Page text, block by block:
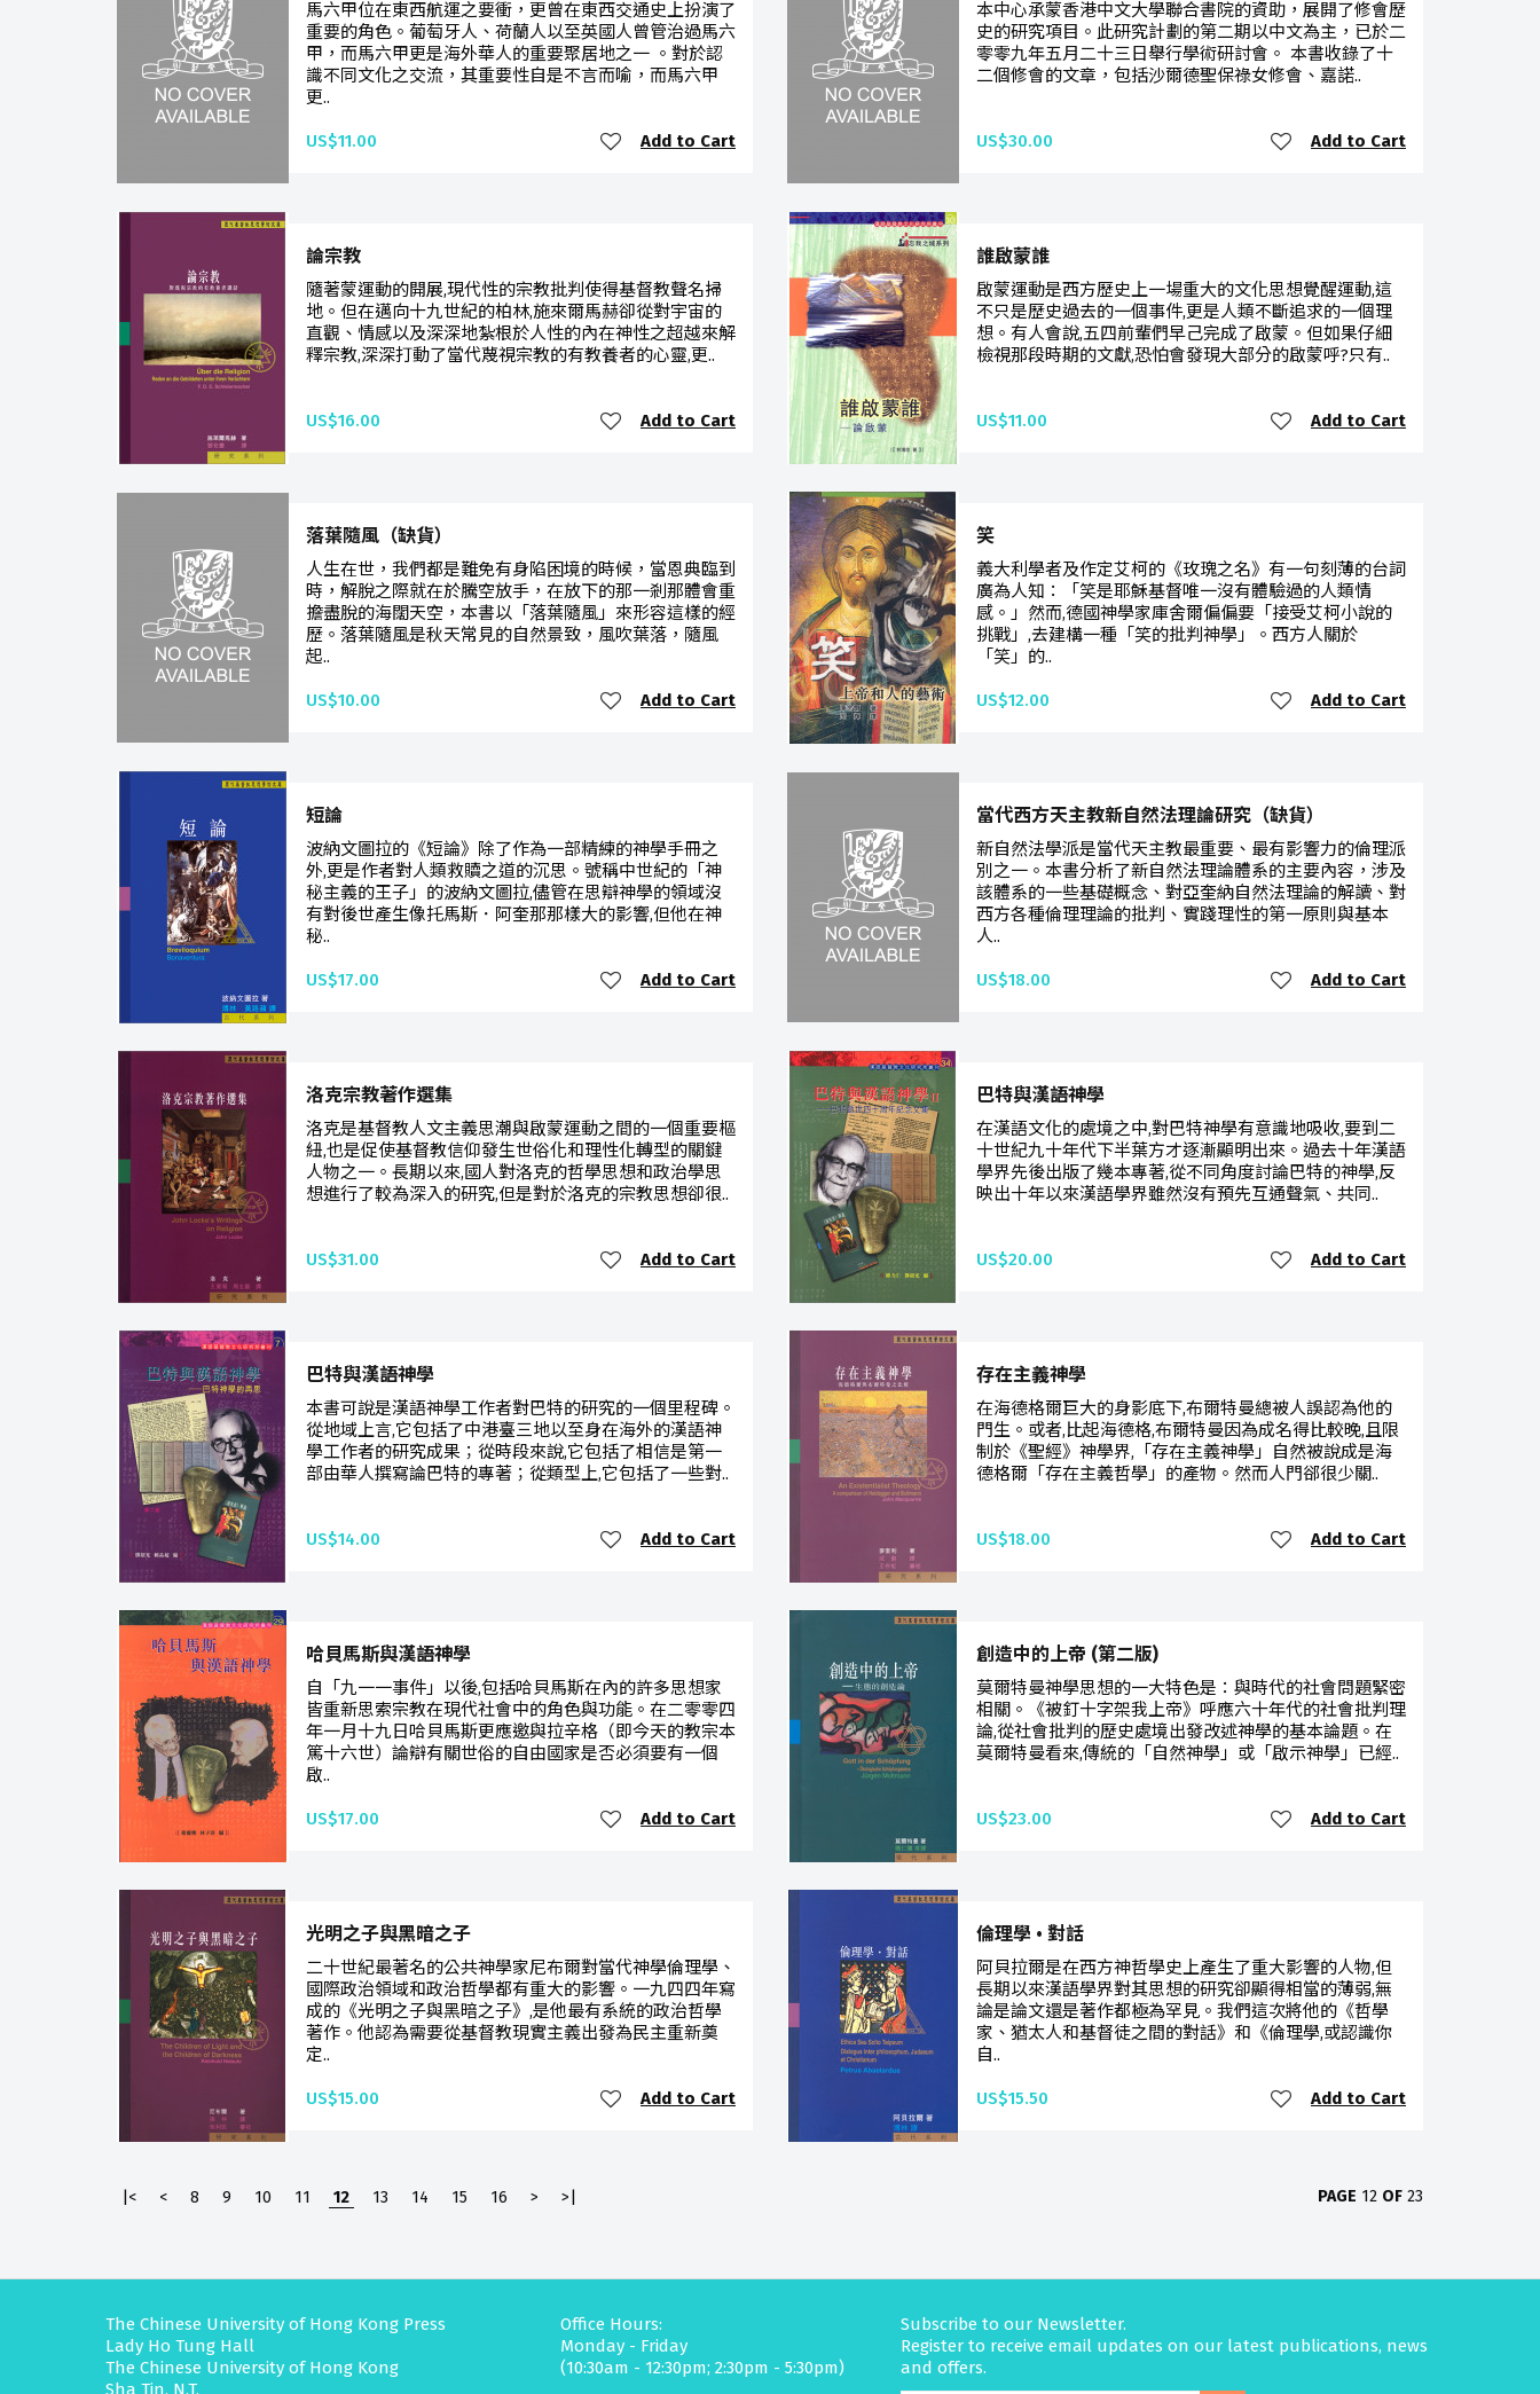
馬六甲位在東西航運之要衝，更曾在東西交通史上扮演了
重要的角色。葡萄牙人、荷蘭人以至英國人曾管治過馬六
甲，而馬六甲更是海外華人的重要聚居地之一 。對於認
識不同文化之交流，其重要性自是不言而喻，而馬六甲
更..
US$11.00 Add to Cart
本中心承蒙香港中文大學聯合書院的資助，展開了修會歷
史的研究項目。此研究計劃的第二期以中文為主，已於二
零零九年五月二十三日舉行學術研討會。 本書收錄了十
二個修會的文章，包括沙爾德聖保祿女修會、嘉諾..
US$30.00 Add to Cart
論宗教
隨著蒙運動的開展,現代性的宗教批判使得基督教聲名掃
地。但在邁向十九世紀的柏林,施來爾馬赫卻從對宇宙的
直觀、情感以及深深地紮根於人性的內在神性之超越來解
釋宗教,深深打動了當代蔑視宗教的有教養者的心靈,更..
US$16.00 Add to Cart
誰啟蒙誰
啟蒙運動是西方歷史上一場重大的文化思想覺醒運動,這
不只是歷史過去的一個事件,更是人類不斷追求的一個理
想。有人會說,五四前輩們早己完成了啟蒙。但如果仔細
檢視那段時期的文獻,恐怕會發現大部分的啟蒙呼?只有..
US$11.00 Add to Cart
落葉隨風（缺貨）
人生在世，我們都是難免有身陷困境的時候，當恩典臨到
時，解脫之際就在於騰空放手，在放下的那一剎那體會重
擔盡脫的海闊天空，本書以「落葉隨風」來形容這樣的經
歷。落葉隨風是秋天常見的自然景致，風吹葉落，隨風
起..
US$10.00 Add to Cart
笑
義大利學者及作定艾柯的《玫瑰之名》有一句刻薄的台詞
廣為人知：「笑是耶穌基督唯一沒有體驗過的人類情
感。」然而,德國神學家庫舍爾偏偏要「接受艾柯小說的
挑戰」,去建構一種「笑的批判神學」。西方人關於
「笑」的..
US$12.00 Add to Cart
短論
波納文圖拉的《短論》除了作為一部精練的神學手冊之
外,更是作者對人類救贖之道的沉思。號稱中世紀的「神
秘主義的王子」的波納文圖拉,儘管在思辯神學的領域沒
有對後世產生像托馬斯．阿奎那那樣大的影響,但他在神
秘..
US$17.00 Add to Cart
當代西方天主教新自然法理論研究（缺貨）
新自然法學派是當代天主教最重要、最有影響力的倫理派
別之一。本書分析了新自然法理論體系的主要內容，涉及
該體系的一些基礎概念、對亞奎納自然法理論的解讀、對
西方各種倫理理論的批判、實踐理性的第一原則與基本
人..
US$18.00 Add to Cart
洛克宗教著作選集
洛克是基督教人文主義思潮與啟蒙運動之間的一個重要樞
紐,也是促使基督教信仰發生世俗化和理性化轉型的關鍵
人物之一。長期以來,國人對洛克的哲學思想和政治學思
想進行了較為深入的研究,但是對於洛克的宗教思想卻很..
US$31.00 Add to Cart
巴特與漢語神學
在漢語文化的處境之中,對巴特神學有意識地吸收,要到二
十世紀九十年代下半葉方才逐漸顯明出來。過去十年漢語
學界先後出版了幾本專著,從不同角度討論巴特的神學,反
映出十年以來漢語學界雖然沒有預先互通聲氣、共同..
US$20.00 Add to Cart
巴特與漢語神學
本書可說是漢語神學工作者對巴特的研究的一個里程碑。
從地域上言,它包括了中港臺三地以至身在海外的漢語神
學工作者的研究成果；從時段來說,它包括了相信是第一
部由華人撰寫論巴特的專著；從類型上,它包括了一些對..
US$14.00 Add to Cart
存在主義神學
在海德格爾巨大的身影底下,布爾特曼總被人誤認為他的
門生。或者,比起海德格,布爾特曼因為成名得比較晚,且限
制於《聖經》神學界,「存在主義神學」自然被說成是海
德格爾「存在主義哲學」的產物。然而人門郤很少關..
US$18.00 Add to Cart
哈貝馬斯與漢語神學
自「九一一事件」以後,包括哈貝馬斯在內的許多思想家
皆重新思索宗教在現代社會中的角色與功能。在二零零四
年一月十九日哈貝馬斯更應邀與拉辛格（即今天的教宗本
篤十六世）論辯有關世俗的自由國家是否必須要有一個
啟..
US$17.00 Add to Cart
創造中的上帝 (第二版)
莫爾特曼神學思想的一大特色是：與時代的社會問題緊密
相關。《被釘十字架我上帝》呼應六十年代的社會批判理
論,從社會批判的歷史處境出發改述神學的基本論題。在
莫爾特曼看來,傳統的「自然神學」或「啟示神學」已經..
US$23.00 Add to Cart
光明之子與黑暗之子
二十世紀最著名的公共神學家尼布爾對當代神學倫理學、
國際政治領域和政治哲學都有重大的影響。一九四四年寫
成的《光明之子與黑暗之子》,是他最有系統的政治哲學
著作。他認為需要從基督教現實主義出發為民主重新奠
定..
US$15.00 Add to Cart
倫理學 • 對話
阿貝拉爾是在西方神哲學史上產生了重大影響的人物,但
長期以來漢語學界對其思想的研究卻顯得相當的薄弱,無
論是論文還是著作都極為罕見。我們這次將他的《哲學
家、猶太人和基督徒之間的對話》和《倫理學,或認識你
自..
US$15.50 Add to Cart
|< < 8 9 10 11 12 13 14 15 16 > >| PAGE 12 OF 23
The Chinese University of Hong Kong Press
Lady Ho Tung Hall
The Chinese University of Hong Kong
Sha Tin, N.T.
Office Hours:
Monday - Friday
(10:30am - 12:30pm; 2:30pm - 5:30pm)
Subscribe to our Newsletter.
Register to receive email updates on our latest publications, news
and offers.